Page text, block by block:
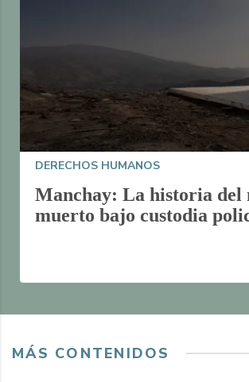
DERECHOS HUMANOS
Manchay: La historia del
muerto bajo custodia
MÁS CONTENIDOS